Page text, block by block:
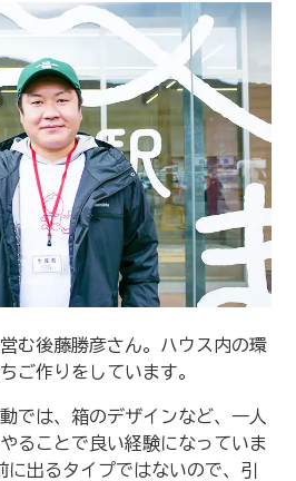
む後藤勝彦さん。ハウス内の環
ご作りをしています。
では、箱のデザインなど、一人
ることで良い経験になっていま
出るタイプではないので、引